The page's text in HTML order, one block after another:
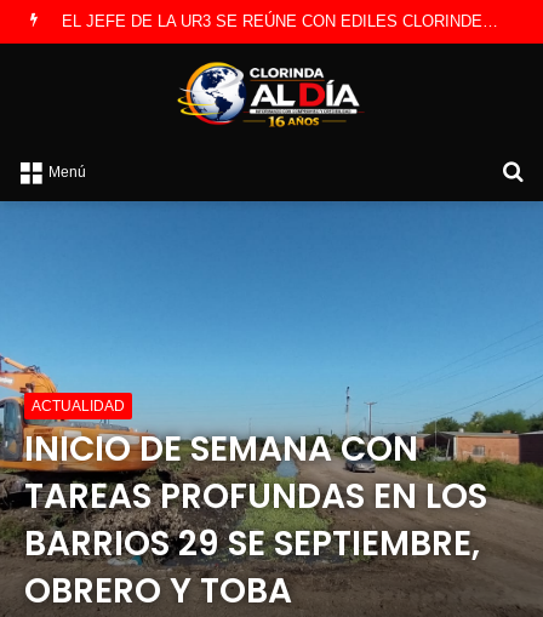
EL JEFE DE LA UR3 SE REÚNE CON EDILES CLORINDENSES
Menú
ACTUALIDAD
INICIO DE SEMANA CON
TAREAS PROFUNDAS EN LOS
BARRIOS 29 SE SEPTIEMBRE,
OBRERO Y TOBA